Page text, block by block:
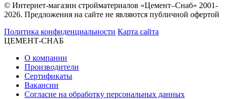
© Интернет-магазин стройматериалов «Цемент–Снаб» 2001-
2026. Предложения на сайте не являются публичной офертой
Политика конфиденциальности Карта сайта
ЦЕМЕНТ-СНАБ
О компании
Производители
Сертификаты
Вакансии
Согласие на обработку персональных данных